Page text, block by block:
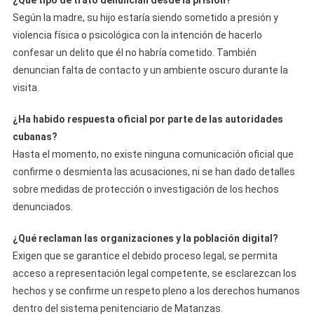
Según la madre, su hijo estaría siendo sometido a presión y
violencia física o psicológica con la intención de hacerlo
confesar un delito que él no habría cometido. También
denuncian falta de contacto y un ambiente oscuro durante la
visita.
¿Ha habido respuesta oficial por parte de las autoridades
cubanas?
Hasta el momento, no existe ninguna comunicación oficial que
confirme o desmienta las acusaciones, ni se han dado detalles
sobre medidas de protección o investigación de los hechos
denunciados.
¿Qué reclaman las organizaciones y la población digital?
Exigen que se garantice el debido proceso legal, se permita
acceso a representación legal competente, se esclarezcan los
hechos y se confirme un respeto pleno a los derechos humanos
dentro del sistema penitenciario de Matanzas.